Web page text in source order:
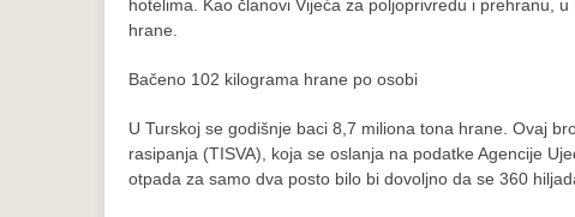
hotelima. Kao članovi Vijeća za poljoprivredu i prehranu,
hrane.
Bačeno 102 kilograma hrane po osobi
U Turskoj se godišnje baci 8,7 miliona tona hrane. Ovaj
rasipanja (TISVA), koja se oslanja na podatke Agencije
otpada za samo dva posto bilo bi dovoljno da se 360